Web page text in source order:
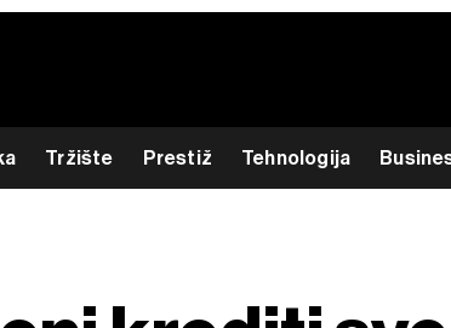
Tržište Prestiž Tehnologija